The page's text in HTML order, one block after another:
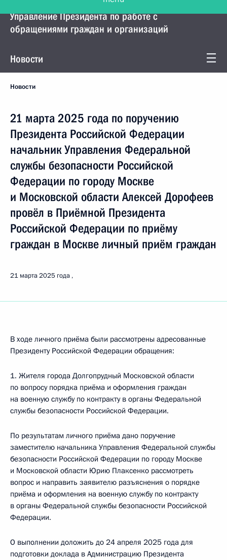
Управление Президента по работе с
обращениями граждан и организаций
Новости
Новости
21 марта 2025 года по поручению
Президента Российской Федерации
начальник Управления Федеральной
службы безопасности Российской
Федерации по городу Москве
и Московской области Алексей Дорофеев
провёл в Приёмной Президента
Российской Федерации по приёму
граждан в Москве личный приём граждан
21 марта 2025 года
В ходе личного приёма были рассмотрены адресованные
Президенту Российской Федерации обращения:
1. Жителя города Долгопрудный Московской области
по вопросу порядка приёма и оформления граждан
на военную службу по контракту в органы Федеральной
службы безопасности Российской Федерации.
По результатам личного приёма дано поручение
заместителю начальника Управления Федеральной службы
безопасности Российской Федерации по городу Москве
и Московской области Юрию Плаксенко рассмотреть
вопрос и направить заявителю разъяснения о порядке
приёма и оформления на военную службу по контракту
в органы Федеральной службы безопасности Российской
Федерации.
О выполнении доложить до 24 апреля 2025 года для
подготовки доклада в Администрацию Президента